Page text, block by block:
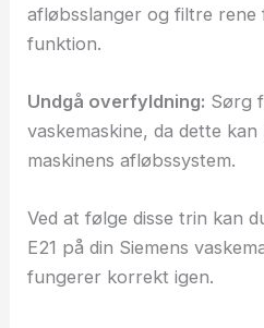
afløbsslanger og filtre rene
funktion.
Undgå overfyldning: Sørg
vaskemaskine, da dette
maskinens afløbssystem.
Ved at følge disse trin kan
E21 på din Siemens
fungerer korrekt igen.